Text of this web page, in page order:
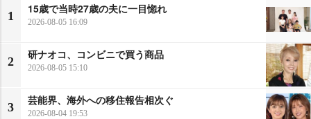
1
15歳で当時27歳の夫に一目惚れ
2026-08-05 16:09
2
研ナオコ、コンビニで買う商品
2026-08-05 15:10
3
芸能界、海外への移住報告相次ぐ
2026-08-04 19:53